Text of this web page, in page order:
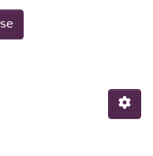
by Author